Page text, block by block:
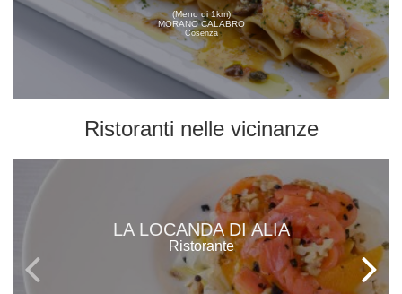
(Meno di 1km)
MORANO CALABRO
Cosenza
Ristoranti nelle vicinanze
LA LOCANDA DI ALIA
Ristorante